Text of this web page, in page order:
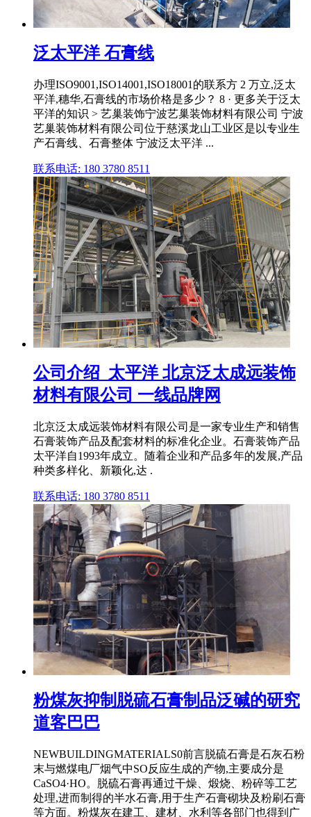
泛太平洋 石膏线
办理ISO9001,ISO14001,ISO18001的联系方 2 万立,泛太
平洋,穗华,石膏线的市场价格是多少？ 8 · 更多关于泛太
平洋的知识 > 艺巢装饰宁波艺巢装饰材料有限公司 宁波
艺巢装饰材料有限公司位于慈溪龙山工业区是以专业生
产石膏线、石膏整体 宁波泛太平洋 ...
联系电话: 180 3780 8511
公司介绍_太平洋 北京泛太成远装饰
材料有限公司 一线品牌网
北京泛太成远装饰材料有限公司是一家专业生产和销售
石膏装饰产品及配套材料的标准化企业。石膏装饰产品
太平洋自1993年成立。随着企业和产品多年的发展,产品
种类多样化、新颖化,达 .
联系电话: 180 3780 8511
粉煤灰抑制脱硫石膏制品泛碱的研究
道客巴巴
NEWBUILDINGMATERIALS0前言脱硫石膏是石灰石粉
末与燃煤电厂烟气中SO反应生成的产物,主要成分是
CaSO4·HO。脱硫石膏再通过干燥、煅烧、粉碎等工艺
处理,进而制得的半水石膏,用于生产石膏砌块及粉刷石膏
等方面。粉煤灰在建工、建材、水利等各部门也得到广